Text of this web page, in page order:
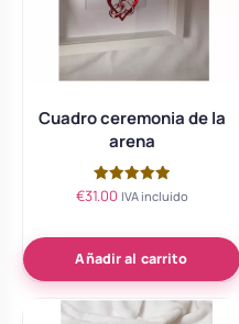
Cuadro ceremonia de la
arena
Valorado
con
€31.00 IVA incluido
Añadir al carrito